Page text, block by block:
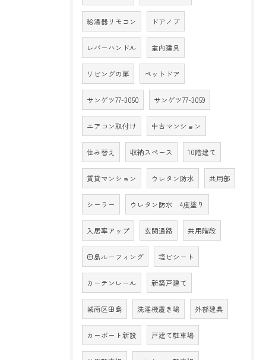
給湯器リモコン ドアノブ
レバーハンドル 室内建具
リビングの扉 ペットドア
サンゲツ77-3050 サンゲツ77-3059
エアコン取付け 中古マンション
住み替え 収納スペース 10階建て
賃貸マンション ウレタン防水 共用部
シーラー ウレタン防水 4度塗り
入居率アップ 玄関通路 共用階段
田島ルーフィング 塩ビシート
カーテンレール 新築戸建て
城南区田島 洗濯機置き場 外部建具
カーポート新設 戸建て駐車場